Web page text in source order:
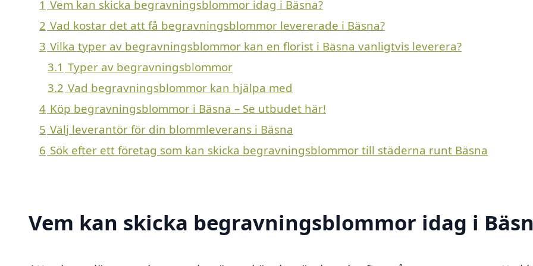
1 Vem kan skicka begravningsblommor idag i Bäsna?
2 Vad kostar det att få begravningsblommor levererade i Bäsna?
3 Vilka typer av begravningsblommor kan en florist i Bäsna vanligtvis leverera?
3.1 Typer av begravningsblommor
3.2 Vad begravningsblommor kan hjälpa med
4 Köp begravningsblommor i Bäsna – Se utbudet här!
5 Välj leverantör för din blommleverans i Bäsna
6 Sök efter ett företag som kan skicka begravningsblommor till städerna runt Bäsna
Vem kan skicka begravningsblommor idag i